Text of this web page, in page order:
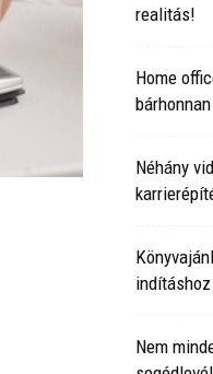
realitás!
Home
bárhonnan
Néhány
Nem